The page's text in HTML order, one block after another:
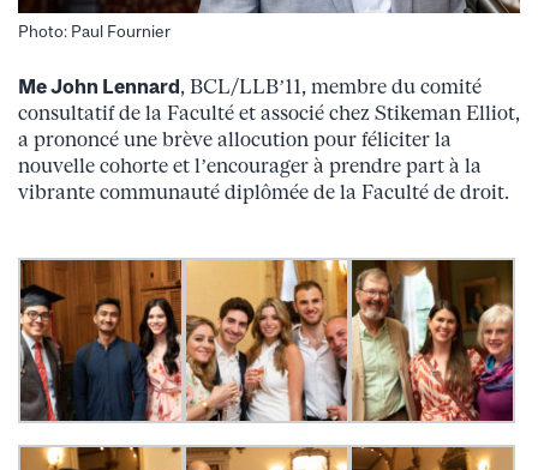
Photo: Paul Fournier
Me John Lennard, BCL/LLB’11, membre du comité
consultatif de la Faculté et associé chez Stikeman Elliot,
a prononcé une brève allocution pour féliciter la
nouvelle cohorte et l’encourager à prendre part à la
vibrante communauté diplômée de la Faculté de droit.